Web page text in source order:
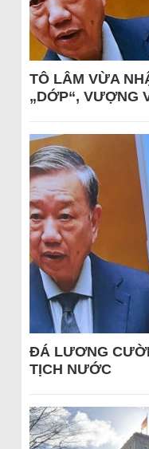
TÔ LÂM VỪA
„DỚP“, VƯỢNG
ĐÁ LƯƠNG
TỊCH NƯỚC